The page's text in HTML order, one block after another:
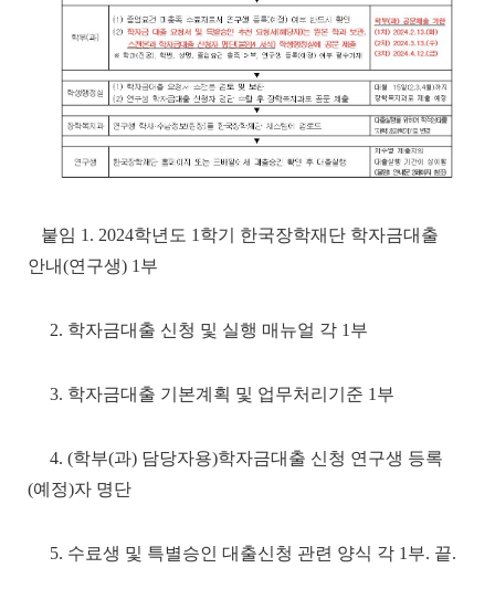
붙임 1. 2024학년도 1학기 한국장학재단 학자금대출
안내(연구생) 1부
2. 학자금대출 신청 및 실행 매뉴얼 각 1부
3. 학자금대출 기본계획 및 업무처리기준 1부
4. (학부(과) 담당자용)학자금대출 신청 연구생 등록
(예정)자 명단
5. 수료생 및 특별승인 대출신청 관련 양식 각 1부. 끝.